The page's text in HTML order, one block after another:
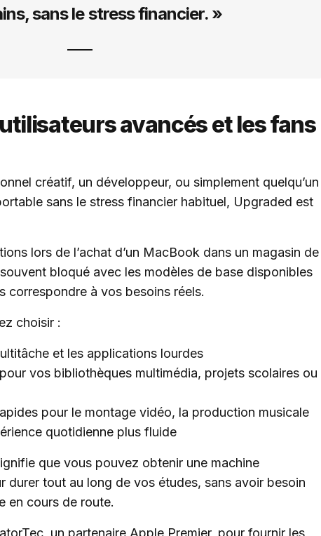
sans le stress financier. »
avancés et les fans
créatif, un développeur, ou simplement quelqu’un
sans le stress financier habituel, Upgraded est
lors de l’achat d’un MacBook dans un magasin de
bloqué avec les modèles de base disponibles
correspondre à vos besoins réels.
choisir :
et les applications lourdes
vos bibliothèques multimédia, projets scolaires ou
pour le montage vidéo, la production musicale
quotidienne plus fluide
que vous pouvez obtenir une machine
durer tout au long de vos études, sans avoir besoin
en cours de route.
un partenaire Apple Premier, pour fournir les